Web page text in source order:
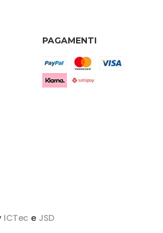
PAGAMENTI
ICTec e JSD